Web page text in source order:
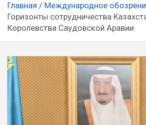
Главная
Международное
Горизонты сотрудничества
Королевства Саудовской Аравии